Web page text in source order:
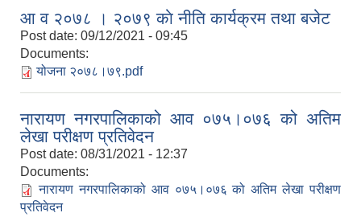
आ‍‍ व २०७८ । २०७९ काे नीति कार्यक्रम तथा बजेट
Post date: 09/12/2021 - 09:45
Documents:
योजना २०७८।७९.pdf
नारायण नगरपालिकाको आ‍व‍ ०७५।०७६ को अतिम
लेखा परीक्षण प्रतिवेदन
Post date: 08/31/2021 - 12:37
Documents:
नारायण नगरपालिकाको आ‍व‍ ०७५।०७६ को अतिम लेखा परीक्षण
प्रतिवेदन